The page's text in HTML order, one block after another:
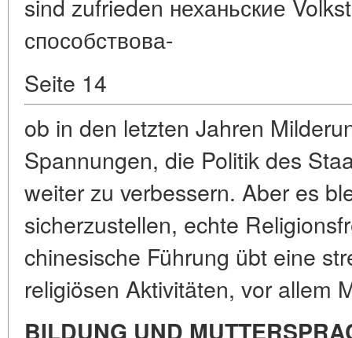
sind zufrieden неханьские
способствова-
Seite 14
ob in den letzten Jahren
Spannungen, die Politik des
weiter zu verbessern. Aber es
sicherzustellen, echte
chinesische Führung übt eine
religiösen Aktivitäten, vor allem
BILDUNG UND